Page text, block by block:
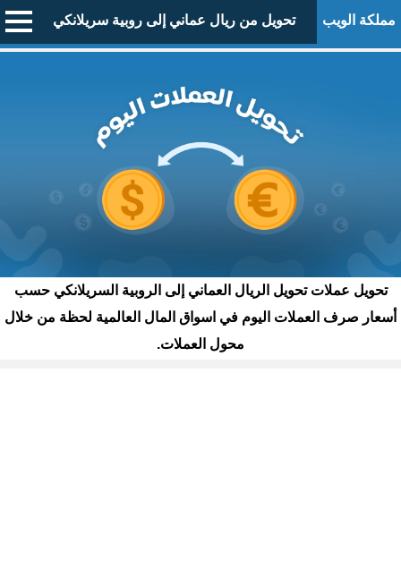
مملكة الويب تحويل من ريال عماني إلى روبية سريلانكي
تحويل عملات تحويل الريال العماني إلى الروبية السريلانكي حسب
أسعار صرف العملات اليوم في اسواق المال العالمية لحظة من خلال
محول العملات.